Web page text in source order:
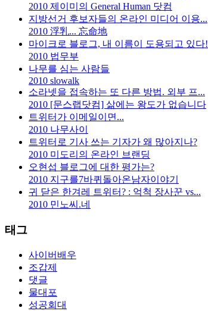
2010 제이미의 General Human 닷컴
지방선거 후보자들의 온라인 미디어 이용...
2010 浮乳... 忘命地
마이크로 블로그, 내 이름이 도용되고 있다!
2010 법무부
나무를 심는 사람들
2010 slowalk
소라넷을 접속하는 또 다른 방법. 외부 프...
2010 [문스랩닷컴] 삶에는 왕도가 없습니다
트위터가 이메일이면...
2010 나무사이
트위터로 기사 쓰는 기자가 왜 많아지나?
2010 미도리의 온라인 브랜딩
오현섭 블로그에 대한 평가는?
2010 지구를7바퀴돌아온남자이야기
귀 닫은 한겨레 트위터? : 억척 장사꾼 vs...
2010 민노씨.네
태그
사이버배우
조갑제
댓글
물대포
성공회대